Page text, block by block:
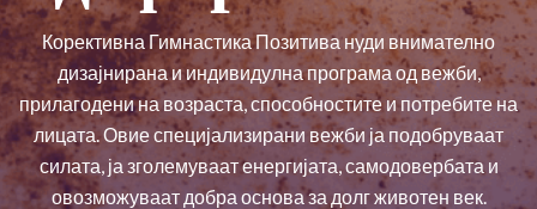
Корективна Гимнастика Позитива нуди внимателно
дизајнирана и индивидулна програма од вежби,
прилагодени на возраста, способностите и потребите на
лицата. Овие специјализирани вежби ја подобруваат
силата, ја зголемуваат енергијата, самодовербата и
овозможуваат добра основа за долг животен век.